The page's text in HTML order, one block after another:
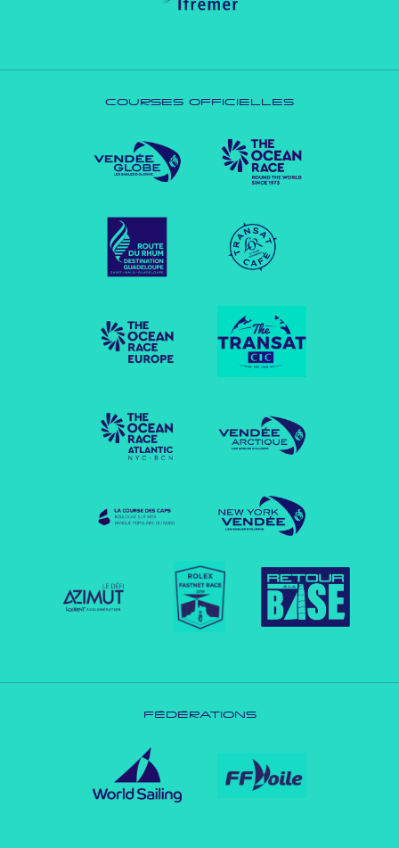
COURSES OFFICIELLES
FÉDÉRATIONS